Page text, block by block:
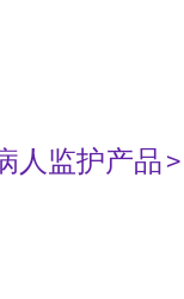
人监护产品